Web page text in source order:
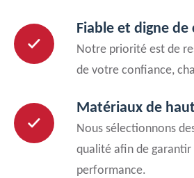
Fiable et digne de
Notre priorité est de
de votre confiance,
Matériaux de
Nous sélectionnons
qualité afin de
performance.